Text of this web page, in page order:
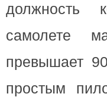
должность
самолете
превышает
простым